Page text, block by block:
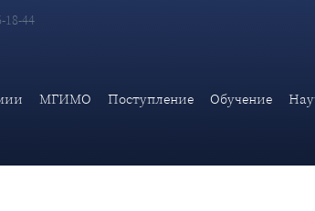
18-44
МГИМО Поступление Обучение